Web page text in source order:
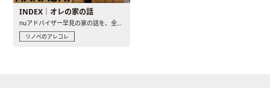
INDEX｜オレの家の話
リノベのアレコレ